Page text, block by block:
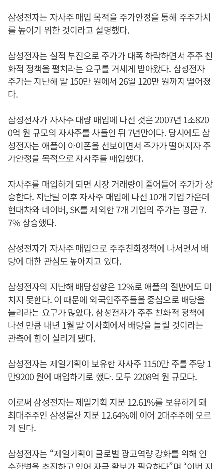
삼성전자는 자사주 매입 목적을 주가안정을 통해 주주가치
를 높이기 위한 것이라고 설명했다.
삼성전자는 실적 부진으로 주가가 대폭 하락하면서 주주 친
화적 정책을 펼치라는 요구를 거세게 받아왔다. 삼성전자
주가는 지난해 말 150만 원에서 26일 120만 원까지 떨어졌
다.
삼성전자가 자사주 대량 매입에 나선 것은 2007년 1조820
0억 원 규모의 자사주를 사들인 뒤 7년만이다. 당시에도 삼
성전자는 애플이 아이폰을 선보이면서 주가가 떨어지자 주
가안정을 목적으로 자사주를 매입했다.
자사주를 매입하게 되면 시장 거래량이 줄어들어 주가가 상
승한다. 지난달 이후 자사주 매입에 나선 10개 기업 가운데
현대차와 네이버, SK를 제외한 7개 기업의 주가는 평균 7.
7% 상승했다.
삼성전자가 자사주 매입으로 주주친화정책에 나서면서 배
당에 대한 관심도 높아지고 있다.
삼성전자의 지난해 배당성향은 12%로 애플의 절반에도 미
치지 못한다. 이 때문에 외국인주주들을 중심으로 배당을
늘리라는 요구가 많았다. 삼성전자가 주주 친화적 정책에
나선 만큼 내년 1월 말 이사회에서 배당을 늘릴 것이라는
관측에 힘이 실리게 됐다.
삼성전자는 제일기획이 보유한 자사주 1150만 주를 주당 1
만9200 원에 매입하기로 했다. 모두 2208억 원 규모다.
이로써 삼성전자는 제일기획 지분 12.61%를 보유하게 돼
최대주주인 삼성물산 지분 12.64%에 이어 2대주주에 오르
게 된다.
삼성전자는 “제일기획이 글로벌 광고역량 강화를 위해 인
수합병을 추진하고 있어 자금 확보가 필요하다”며 “이번 지